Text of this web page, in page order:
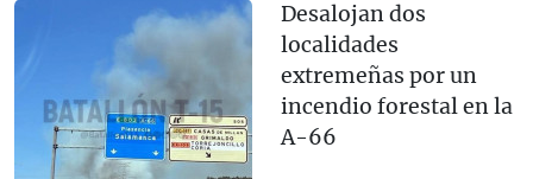
Desalojan dos
localidades
extremeñas por un
incendio forestal en la
A-66